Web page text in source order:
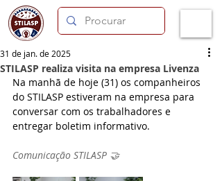
STILASP realiza visita na empresa Livenza
31 de jan. de 2025
Na manhã de hoje (31) os companheiros
do STILASP estiveram na empresa para
conversar com os trabalhadores e
entregar boletim informativo.
Comunicação STILASP 🤝